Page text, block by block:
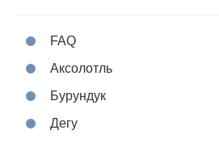
FAQ
Аксолотль
Бурундук
Дегу